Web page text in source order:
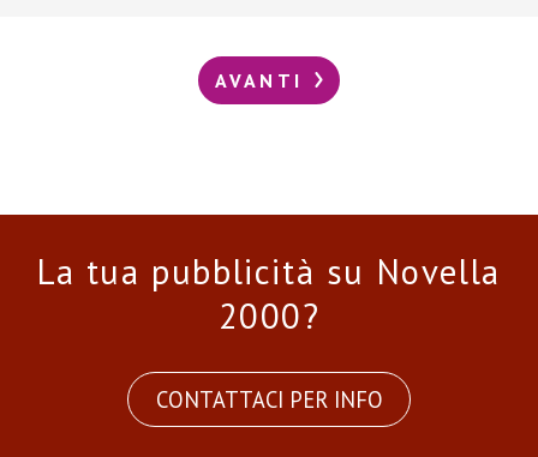
AVANTI
La tua pubblicità su Novella
2000?
CONTATTACI PER INFO